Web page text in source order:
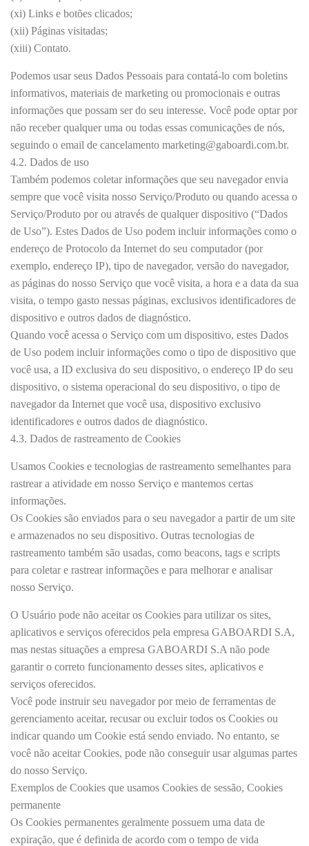
(xi) Links e botões clicados;
(xii) Páginas visitadas;
(xiii) Contato.
Podemos usar seus Dados Pessoais para contatá-lo com boletins
informativos, materiais de marketing ou promocionais e outras
informações que possam ser do seu interesse. Você pode optar por
não receber qualquer uma ou todas essas comunicações de nós,
seguindo o email de cancelamento marketing@gaboardi.com.br.
4.2. Dados de uso
Também podemos coletar informações que seu navegador envia
sempre que você visita nosso Serviço/Produto ou quando acessa o
Serviço/Produto por ou através de qualquer dispositivo (“Dados
de Uso”). Estes Dados de Uso podem incluir informações como o
endereço de Protocolo da Internet do seu computador (por
exemplo, endereço IP), tipo de navegador, versão do navegador,
as páginas do nosso Serviço que você visita, a hora e a data da sua
visita, o tempo gasto nessas páginas, exclusivos identificadores de
dispositivo e outros dados de diagnóstico.
Quando você acessa o Serviço com um dispositivo, estes Dados
de Uso podem incluir informações como o tipo de dispositivo que
você usa, a ID exclusiva do seu dispositivo, o endereço IP do seu
dispositivo, o sistema operacional do seu dispositivo, o tipo de
navegador da Internet que você usa, dispositivo exclusivo
identificadores e outros dados de diagnóstico.
4.3. Dados de rastreamento de Cookies
Usamos Cookies e tecnologias de rastreamento semelhantes para
rastrear a atividade em nosso Serviço e mantemos certas
informações.
Os Cookies são enviados para o seu navegador a partir de um site
e armazenados no seu dispositivo. Outras tecnologias de
rastreamento também são usadas, como beacons, tags e scripts
para coletar e rastrear informações e para melhorar e analisar
nosso Serviço.
O Usuário pode não aceitar os Cookies para utilizar os sites,
aplicativos e serviços oferecidos pela empresa GABOARDI S.A,
mas nestas situações a empresa GABOARDI S.A não pode
garantir o correto funcionamento desses sites, aplicativos e
serviços oferecidos.
Você pode instruir seu navegador por meio de ferramentas de
gerenciamento aceitar, recusar ou excluir todos os Cookies ou
indicar quando um Cookie está sendo enviado. No entanto, se
você não aceitar Cookies, pode não conseguir usar algumas partes
do nosso Serviço.
Exemplos de Cookies que usamos Cookies de sessão, Cookies
permanente
Os Cookies permanentes geralmente possuem uma data de
expiração, que é definida de acordo com o tempo de vida